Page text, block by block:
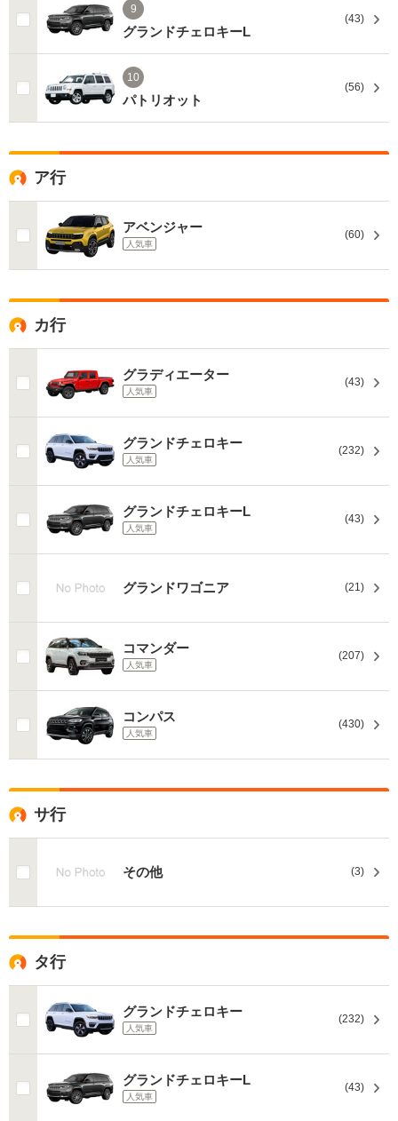
9
グランドチェロキーL
(43)
10
パトリオット
(56)
ア行
アベンジャー
人気車
(60)
カ行
グラディエーター
人気車
(43)
グランドチェロキー
人気車
(232)
グランドチェロキーL
人気車
(43)
グランドワゴニア (21)
コマンダー
人気車
(207)
コンパス
人気車
(430)
サ行
その他 (3)
タ行
グランドチェロキー
人気車
(232)
グランドチェロキーL
人気車
(43)